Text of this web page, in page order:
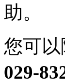
助。
您可
029-